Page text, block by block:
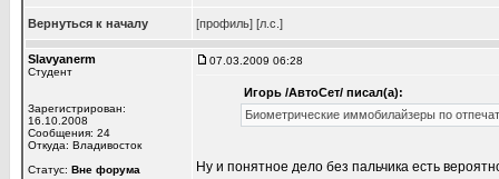
Вернуться к началу [профиль] [л.с.]
Slavyanerm
Студент
Зарегистрирован:
16.10.2008
Сообщения: 24
Откуда: Владивосток
Статус: Вне форума
07.03.2009 06:28
Игорь /АвтоСет/ писал(а):
Биометрические иммобилайзеры по
Ну и понятное дело без пальчика есть